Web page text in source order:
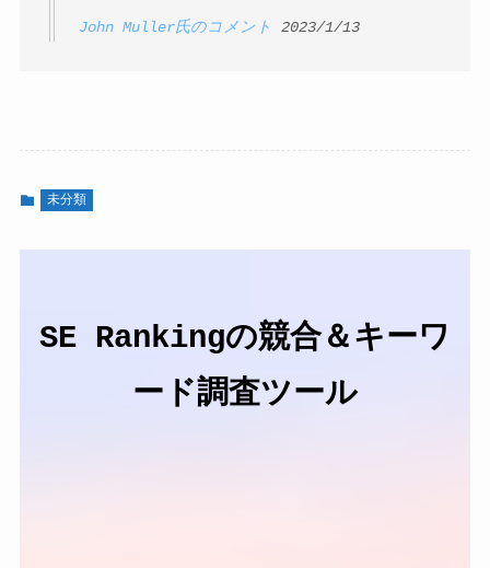
John Muller氏のコメント 2023/1/13
未分類
SE Rankingの競合＆キーワ
ード調査ツール